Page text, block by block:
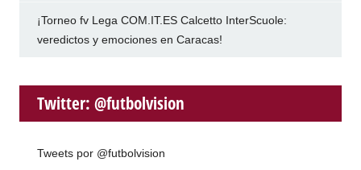
¡Torneo fv Lega COM.IT.ES Calcetto InterScuole:
veredictos y emociones en Caracas!
Twitter: @futbolvision
Tweets por @futbolvision